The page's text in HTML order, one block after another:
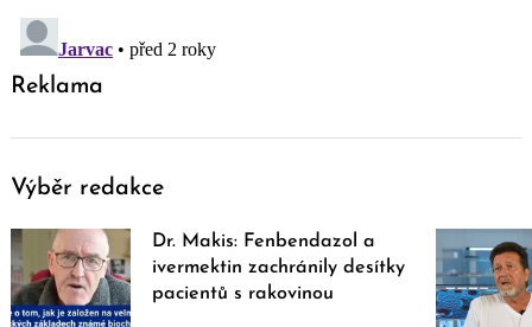
Reklama
Výběr redakce
Dr. Makis: Fenbendazol a
ivermektin zachránily desítky
pacientů s rakovinou